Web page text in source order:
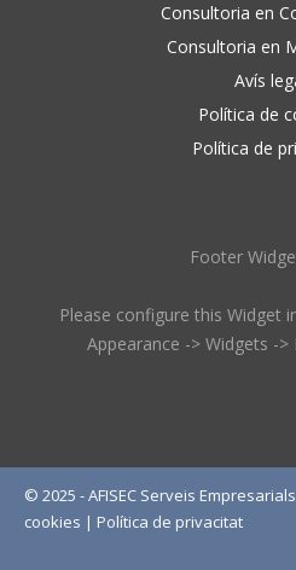
Consultoria en
Consultoria en
Avís
Política de
Política de
Footer
Please configure this Widget
Appearance -> Widgets -
© 2025 - AFISEC Serveis Empresarials
cookies | Política de privacitat